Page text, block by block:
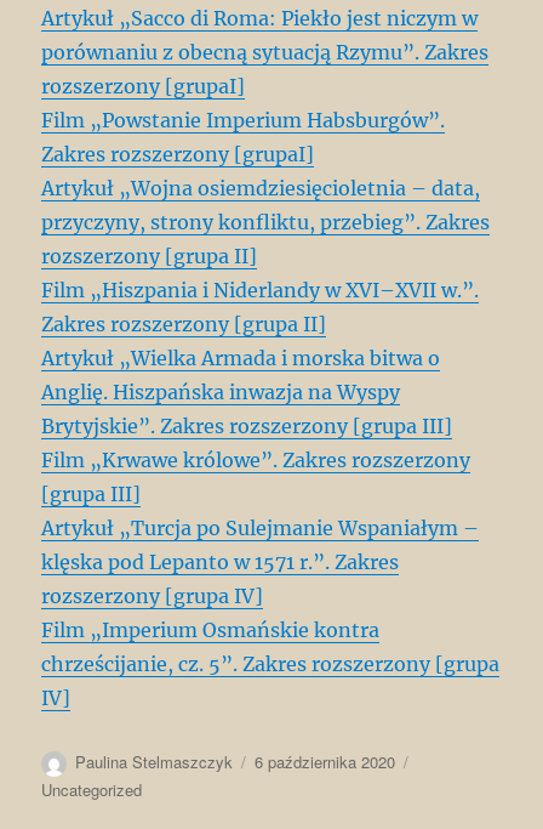
Artykuł „Sacco di Roma: Piekło jest niczym w
porównaniu z obecną sytuacją Rzymu”. Zakres
rozszerzony [grupaI]
Film „Powstanie Imperium Habsburgów”.
Zakres rozszerzony [grupaI]
Artykuł „Wojna osiemdziesięcioletnia – data,
przyczyny, strony konfliktu, przebieg”. Zakres
rozszerzony [grupa II]
Film „Hiszpania i Niderlandy w XVI–XVII w.”.
Zakres rozszerzony [grupa II]
Artykuł „Wielka Armada i morska bitwa o
Anglię. Hiszpańska inwazja na Wyspy
Brytyjskie”. Zakres rozszerzony [grupa III]
Film „Krwawe królowe”. Zakres rozszerzony
[grupa III]
Artykuł „Turcja po Sulejmanie Wspaniałym –
klęska pod Lepanto w 1571 r.”. Zakres
rozszerzony [grupa IV]
Film „Imperium Osmańskie kontra
chrześcijanie, cz. 5”. Zakres rozszerzony [grupa
IV]
Autor
Paulina Stelmaszczyk
Data
6 października 2020
Uncategorized